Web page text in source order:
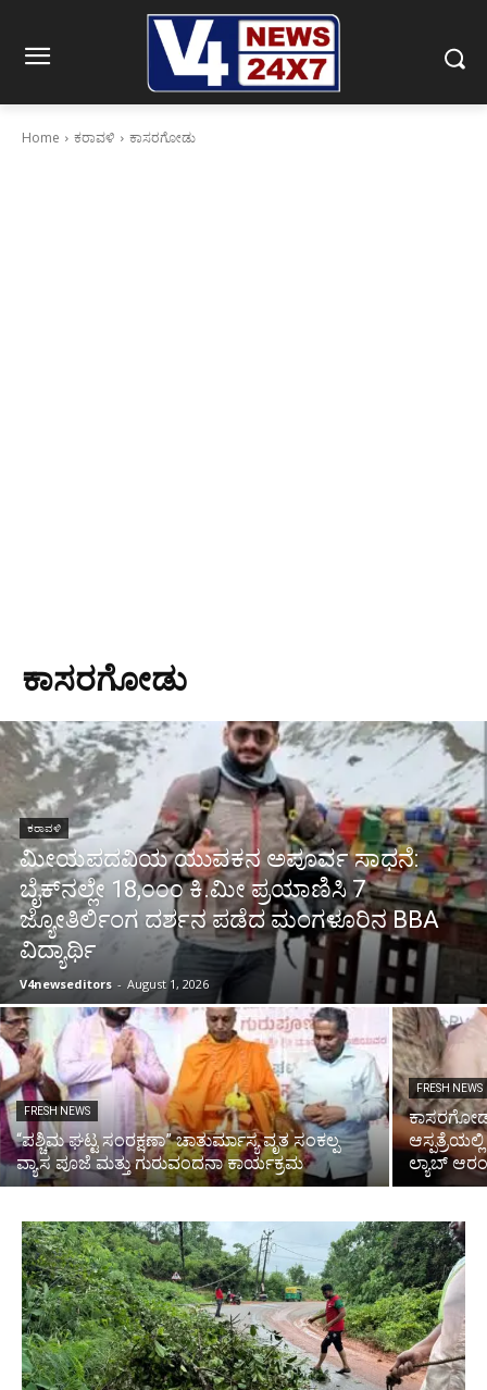
Home ಕರಾವಳಿ ಕಾಸರಗೋಡು
ಕಾಸರಗೋಡು
ಕರಾವಳಿ
ಮೀಯಪದವಿಯ ಯುವಕನ ಅಪೂರ್ವ ಸಾಧನೆ:
ಬೈಕ್‌ನಲ್ಲೇ 18,೦೦೦ ಕಿ.ಮೀ ಪ್ರಯಾಣಿಸಿ 7
ಜ್ಯೋತಿರ್ಲಿಂಗ ದರ್ಶನ ಪಡೆದ ಮಂಗಳೂರಿನ BBA
ವಿದ್ಯಾರ್ಥಿ
V4newseditors - August 1, 2026
FRESH NEWS
“ಪಶ್ಚಿಮ ಘಟ್ಟ ಸಂರಕ್ಷಣಾ” ಚಾತುರ್ಮಾಸ್ಯ ವೃತ ಸಂಕಲ್ಪ
ವ್ಯಾಸ ಪೂಜೆ ಮತ್ತು ಗುರುವಂದನಾ ಕಾರ್ಯಕ್ರಮ
FRESH NEWS
ಲ್ಯಾಬ್